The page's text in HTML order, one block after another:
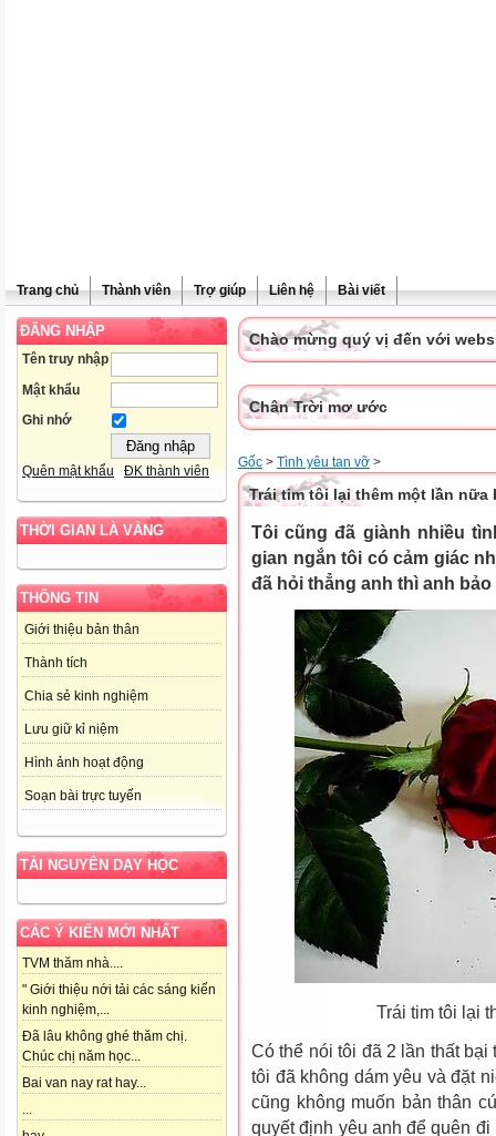
Trang chủ Thành viên Trợ giúp Liên hệ Bài viết
ĐĂNG NHẬP
Tên truy nhập
Mật khẩu
Ghi nhớ
Quên mật khẩu ĐK thành viên
THỜI GIAN LÀ VÀNG
THÔNG TIN
Giới thiệu bản thân
Thành tích
Chia sẻ kinh nghiệm
Lưu giữ kỉ niệm
Hình ảnh hoạt động
Soạn bài trực tuyến
TÀI NGUYÊN DẠY HỌC
CÁC Ý KIẾN MỚI NHẤT
TVM thăm nhà....
" Giới thiệu nới tải các sáng kiến
kinh nghiệm,...
Đã lâu không ghé thăm chị.
Chúc chị năm học...
Bai van nay rat hay...
...
Chào mừng quý vị đến với
Chân Trời mơ ước
Gốc > Tình yêu tan vỡ >
Trái tim tôi lại thêm một lần
Tôi cũng đã giành nhiều
gian ngắn tôi có cảm giác
đã hỏi thẳng anh thì anh
Trái tim tôi lại
Có thể nói tôi đã 2 lần thất
tôi đã không dám yêu và đặt
cũng không muốn bản thân
quyết định yêu anh để quên